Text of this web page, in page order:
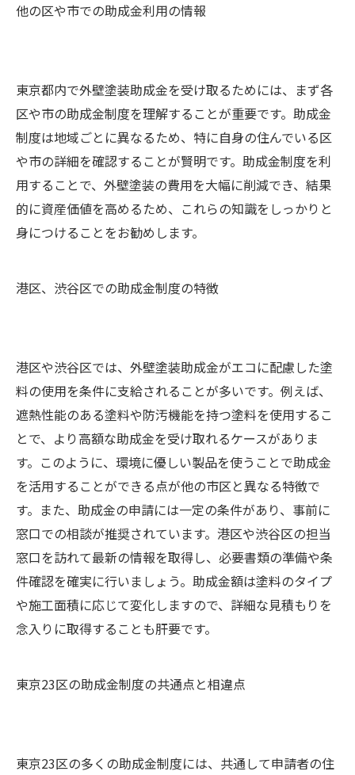
他の区や市での助成金利用の情報
東京都内で外壁塗装助成金を受け取るためには、まず各
区や市の助成金制度を理解することが重要です。助成金
制度は地域ごとに異なるため、特に自身の住んでいる区
や市の詳細を確認することが賢明です。助成金制度を利
用することで、外壁塗装の費用を大幅に削減でき、結果
的に資産価値を高めるため、これらの知識をしっかりと
身につけることをお勧めします。
港区、渋谷区での助成金制度の特徴
港区や渋谷区では、外壁塗装助成金がエコに配慮した塗
料の使用を条件に支給されることが多いです。例えば、
遮熱性能のある塗料や防汚機能を持つ塗料を使用するこ
とで、より高額な助成金を受け取れるケースがありま
す。このように、環境に優しい製品を使うことで助成金
を活用することができる点が他の市区と異なる特徴で
す。また、助成金の申請には一定の条件があり、事前に
窓口での相談が推奨されています。港区や渋谷区の担当
窓口を訪れて最新の情報を取得し、必要書類の準備や条
件確認を確実に行いましょう。助成金額は塗料のタイプ
や施工面積に応じて変化しますので、詳細な見積もりを
念入りに取得することも肝要です。
東京23区の助成金制度の共通点と相違点
東京23区の多くの助成金制度には、共通して申請者の住